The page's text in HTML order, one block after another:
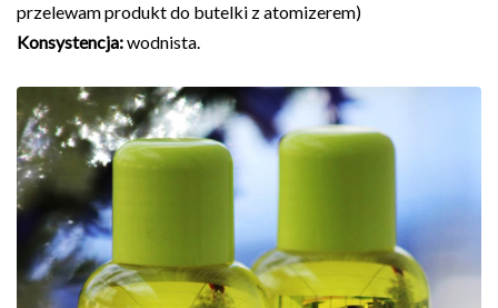
przelewam produkt do butelki z atomizerem)
Konsystencja:wodnista.